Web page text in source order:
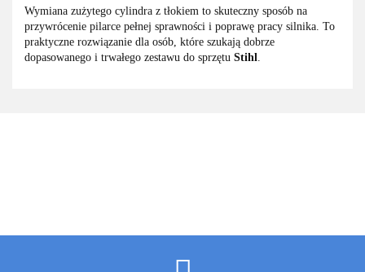
Wymiana zużytego cylindra z tłokiem to skuteczny sposób na
przywrócenie pilarce pełnej sprawności i poprawę pracy silnika. To
praktyczne rozwiązanie dla osób, które szukają dobrze
dopasowanego i trwałego zestawu do sprzętu Stihl.